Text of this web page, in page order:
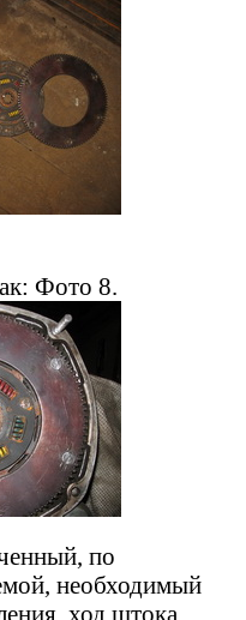
Фото 8.
по
необходимый
ход штока